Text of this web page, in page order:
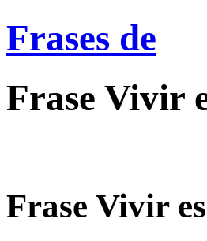
Frases de
Frase Vivir
Frase Vivir